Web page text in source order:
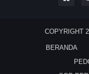
COPYRIGHT
BERANDA